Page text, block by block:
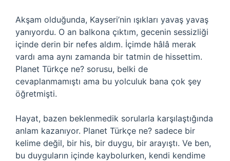
Akşam olduğunda, Kayseri’nin ışıkları yavaş yavaş
yanıyordu. O an balkona çıktım, gecenin sessizliği
içinde derin bir nefes aldım. İçimde hâlâ merak
vardı ama aynı zamanda bir tatmin de hissettim.
Planet Türkçe ne? sorusu, belki de
cevaplanmamıştı ama bu yolculuk bana çok şey
öğretmişti.
Hayat, bazen beklenmedik sorularla karşılaştığında
anlam kazanıyor. Planet Türkçe ne? sadece bir
kelime değil, bir his, bir duygu, bir arayıştı. Ve ben,
bu duyguların içinde kaybolurken, kendi kendime